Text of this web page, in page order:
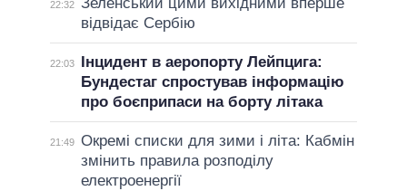
22:32 Зеленський цими вихідними вперше
відвідає Сербію
22:03
Інцидент в аеропорту Лейпцига:
Бундестаг спростував інформацію
про боєприпаси на борту літака
21:49 Окремі списки для зими і літа: Кабмін
змінить правила розподілу
електроенергії